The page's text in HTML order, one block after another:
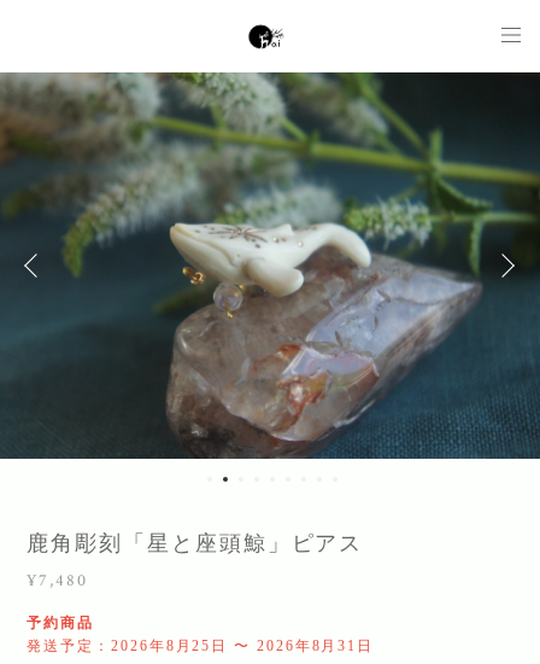
鹿角彫刻「星と座頭鯨」ピアス
¥7,480
予約商品
発送予定：2026年8月25日 〜 2026年8月31日